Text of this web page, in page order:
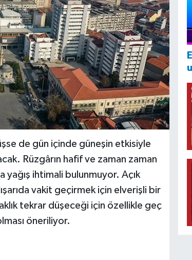
de gün içinde güneşin etkisiyle
Rüzgârın hafif ve zaman zaman
ihtimali bulunmuyor. Açık
vakit geçirmek için elverişli bir
tekrar düşeceği için özellikle geç
öneriliyor.